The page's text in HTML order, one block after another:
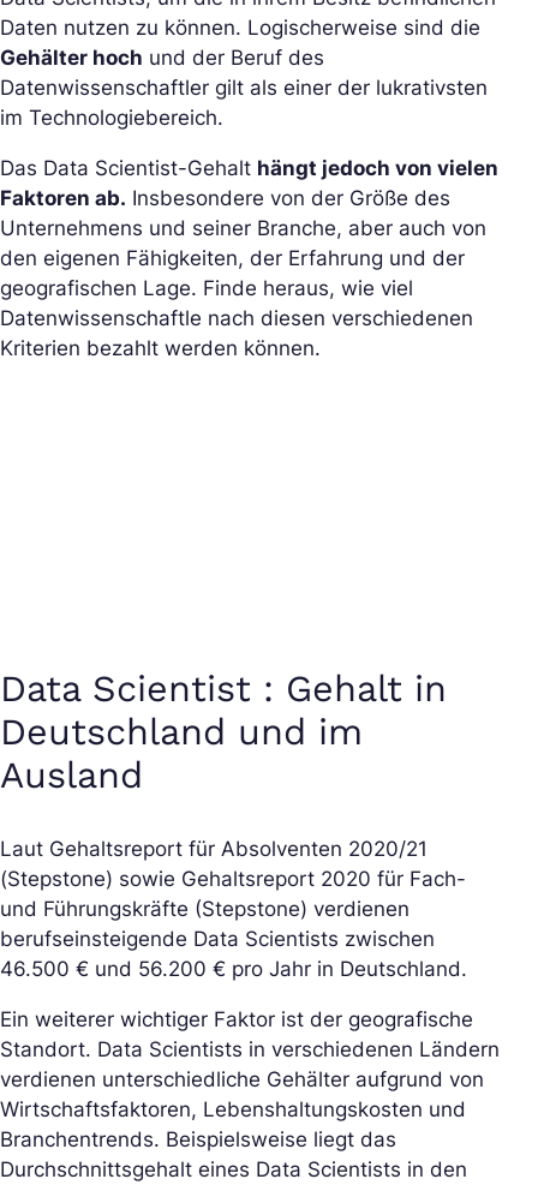
Daten nutzen zu können. Logischerweise sind die
Gehälter hoch und der Beruf des
Datenwissenschaftler gilt als einer der lukrativsten
im Technologiebereich.
Das Data Scientist-Gehalt hängt jedoch von vielen
Faktoren ab. Insbesondere von der Größe des
Unternehmens und seiner Branche, aber auch von
den eigenen Fähigkeiten, der Erfahrung und der
geografischen Lage. Finde heraus, wie viel
Datenwissenschaftle nach diesen verschiedenen
Kriterien bezahlt werden können.
Data Scientist : Gehalt in
Deutschland und im
Ausland
Laut Gehaltsreport für Absolventen 2020/21
(Stepstone) sowie Gehaltsreport 2020 für Fach-
und Führungskräfte (Stepstone) verdienen
berufseinsteigende Data Scientists zwischen
46.500 € und 56.200 € pro Jahr in Deutschland.
Ein weiterer wichtiger Faktor ist der geografische
Standort. Data Scientists in verschiedenen Ländern
verdienen unterschiedliche Gehälter aufgrund von
Wirtschaftsfaktoren, Lebenshaltungskosten und
Branchentrends. Beispielsweise liegt das
Durchschnittsgehalt eines Data Scientists in den